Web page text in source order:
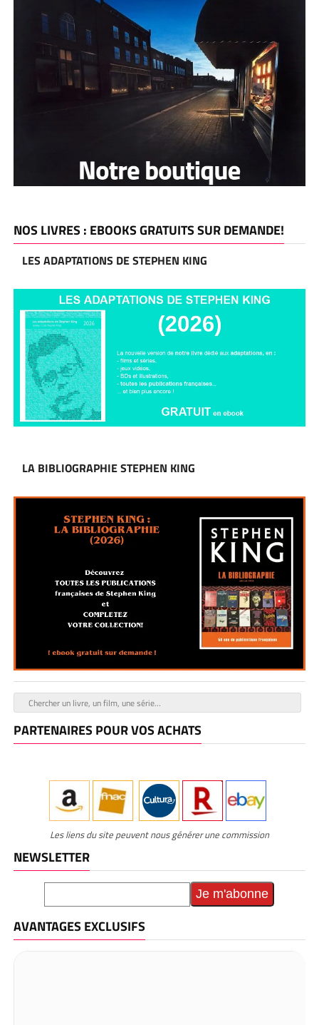
NOS LIVRES : EBOOKS GRATUITS SUR DEMANDE!
LES ADAPTATIONS DE STEPHEN KING
LA BIBLIOGRAPHIE STEPHEN KING
PARTENAIRES POUR VOS ACHATS
Les liens du site peuvent nous générer une commission
NEWSLETTER
AVANTAGES EXCLUSIFS